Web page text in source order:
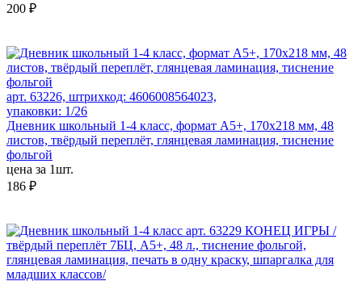
200 ₽
арт. 63226, штрихкод: 4606008564023,
упаковки: 1/26
Дневник школьный 1-4 класс, формат А5+, 170х218 мм, 48
листов, твёрдый переплёт, глянцевая ламинация, тиснение
фольгой
цена за 1шт.
186 ₽